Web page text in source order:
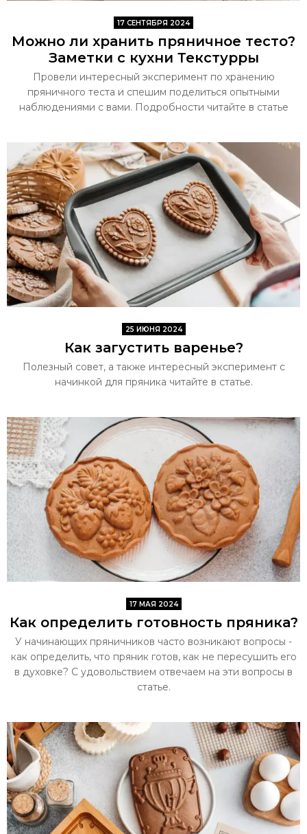
17 СЕНТЯБРЯ 2024
Можно ли хранить пряничное тесто?
Заметки с кухни Текстурры
Провели интересный эксперимент по хранению
пряничного теста и спешим поделиться опытными
наблюдениями с вами. Подробности читайте в статье
25 ИЮНЯ 2024
Как загустить варенье?
Полезный совет, а также интересный эксперимент с
начинкой для пряника читайте в статье.
17 МАЯ 2024
Как определить готовность пряника?
У начинающих пряничников часто возникают вопросы -
как определить, что пряник готов, как не пересушить его
в духовке? С удовольствием отвечаем на эти вопросы в
статье.